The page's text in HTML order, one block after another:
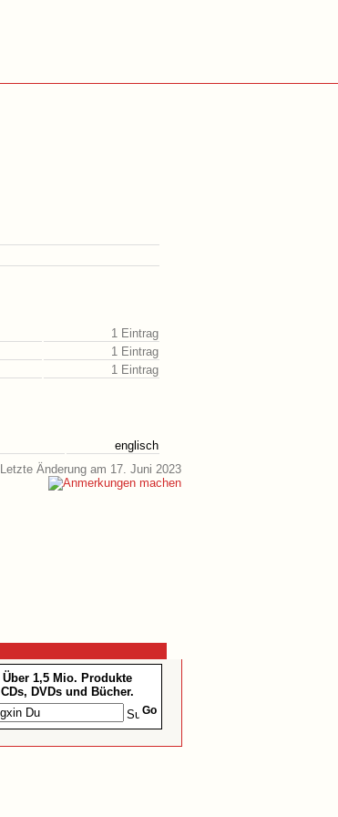
1 Eintrag
1 Eintrag
1 Eintrag
englisch
Letzte Änderung am 17. Juni 2023
Über 1,5 Mio. Produkte
CDs, DVDs und Bücher.
Go